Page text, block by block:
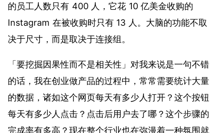
的员工人数只有 400 人 ，它花 10 亿美金收购的
Instagram 在被收购时只有 13 人 。大脑的功能不取
决于尺寸，而是取决于连接组。
「要挖掘因果性而不是相关性」对我来说是一句不错
的话，我在创业做产品的过程中，常常需要统计大量
的数据，诸如这个网页每天有多少人打开？这个按钮
每天有多少人点击？点击后用户去了哪？这个步骤的
完成率有多高？现在整个行业也在弥漫着一种氛围就